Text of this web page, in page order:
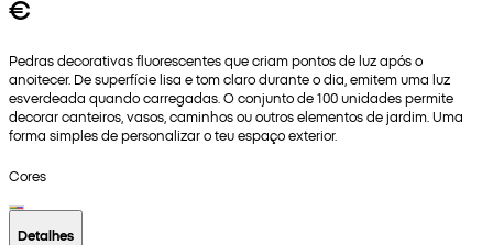
€
Pedras decorativas fluorescentes que criam pontos de luz após o
anoitecer. De superfície lisa e tom claro durante o dia, emitem uma luz
esverdeada quando carregadas. O conjunto de 100 unidades permite
decorar canteiros, vasos, caminhos ou outros elementos de jardim. Uma
forma simples de personalizar o teu espaço exterior.
Cores
Detalhes